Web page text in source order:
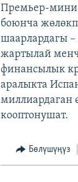
Премьер-
боюнча
шаарлардагы
жартылай
финансылык
аралыкта
миллиардаган
кооптонушат.
Бөлүшүңүз